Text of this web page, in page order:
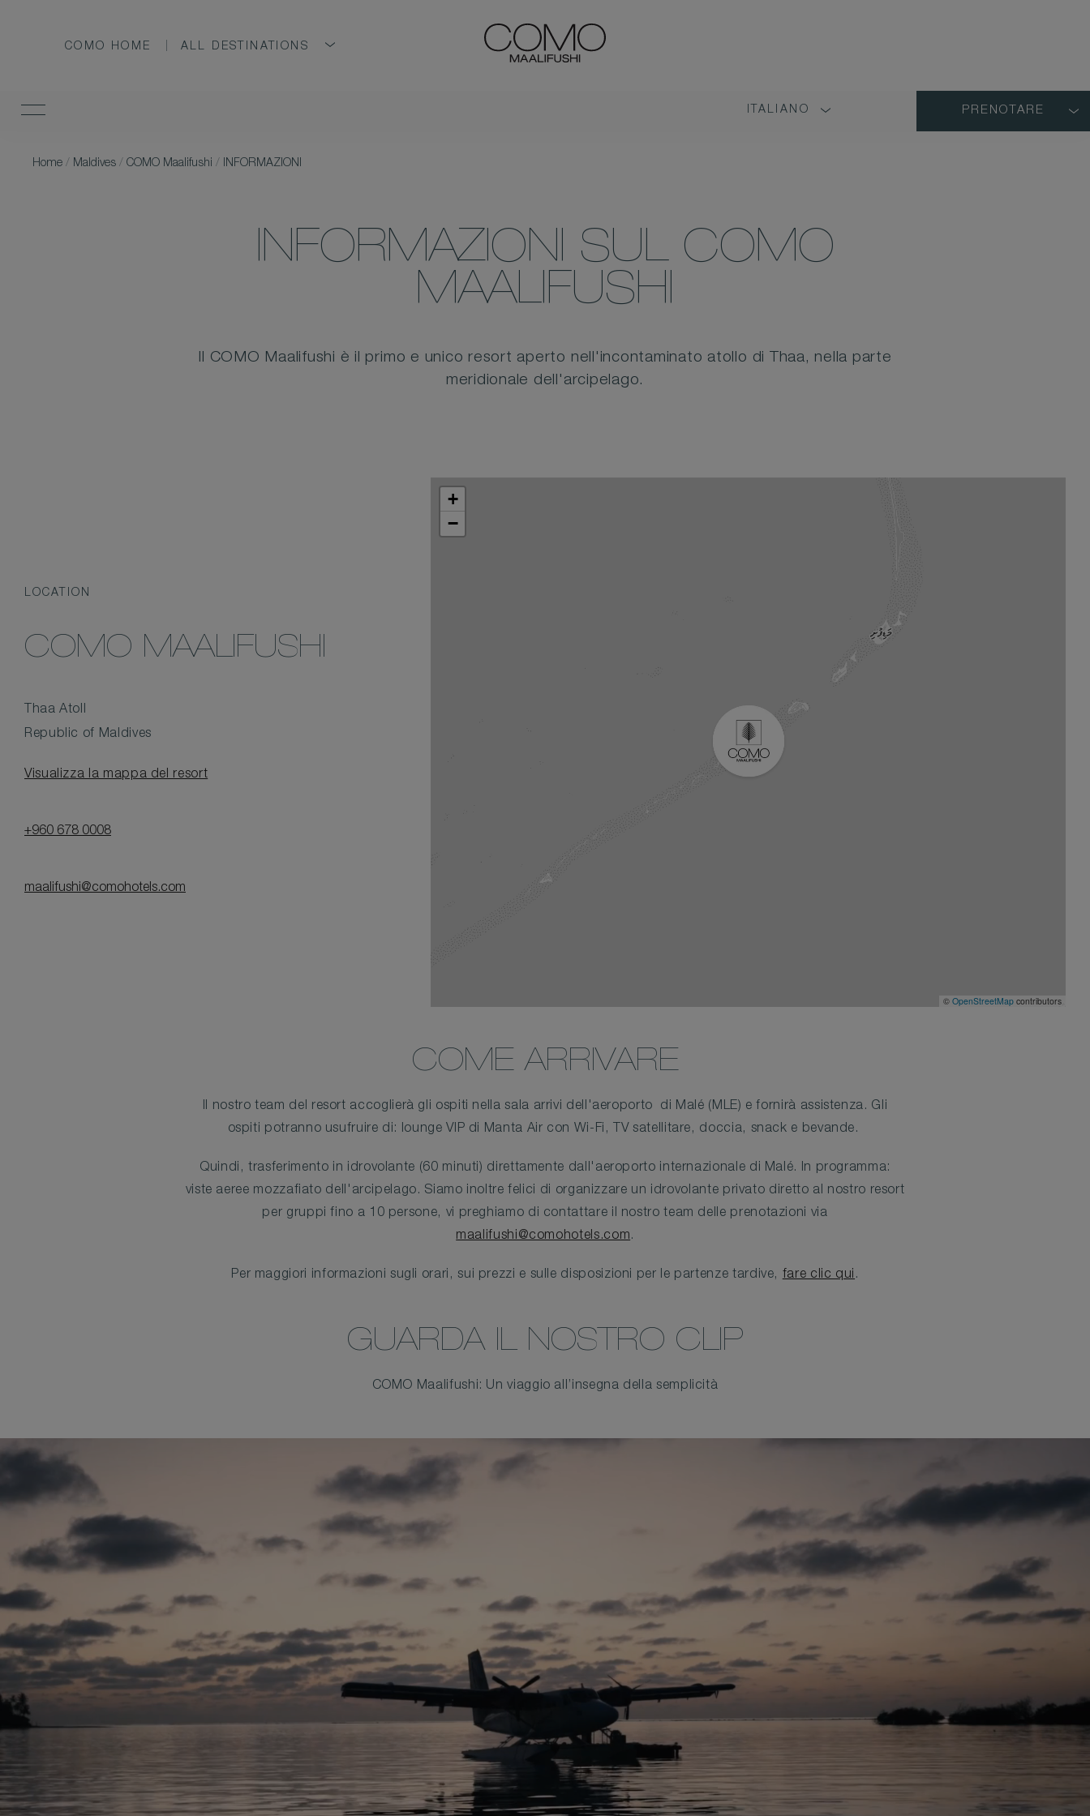
COMO HOME ALL DESTINATIONS
ITALIANO PRENOTARE
Home / Maldives / COMO Maalifushi / INFORMAZIONI
INFORMAZIONI SUL COMO
MAALIFUSHI
Il COMO Maalifushi è il primo e unico resort aperto nell'incontaminato atollo di Thaa, nella parte
meridionale dell'arcipelago.
LOCATION
COMO MAALIFUSHI
Thaa Atoll
Republic of Maldives
Visualizza la mappa del resort
+960 678 0008
maalifushi@comohotels.com
+
−
© OpenStreetMap contributors
COME ARRIVARE
Il nostro team del resort accoglierà gli ospiti nella sala arrivi dell'aeroporto di Malé (MLE) e fornirà assistenza. Gli
ospiti potranno usufruire di: lounge VIP di Manta Air con Wi-Fi, TV satellitare, doccia, snack e bevande.
Quindi, trasferimento in idrovolante (60 minuti) direttamente dall'aeroporto internazionale di Malé. In programma:
viste aeree mozzafiato dell'arcipelago. Siamo inoltre felici di organizzare un idrovolante privato diretto al nostro resort
per gruppi fino a 10 persone, vi preghiamo di contattare il nostro team delle prenotazioni via
maalifushi@comohotels.com.
Per maggiori informazioni sugli orari, sui prezzi e sulle disposizioni per le partenze tardive, fare clic qui .
GUARDA IL NOSTRO CLIP
COMO Maalifushi: Un viaggio all’insegna della semplicità